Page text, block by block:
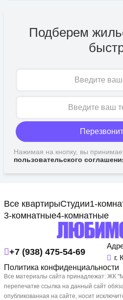
Подберем
Нажимая на кнопку, вы
пользовательского
Все квартирыСтудии1-
3-комнатные4-комнатные
г.
+7 (938) 475-54-69
Политика конфиденциальности
Все материалы сайта принадлежат: ЖК
перепечатке ссылка на данный сайт
опубликованная на сайте, носит